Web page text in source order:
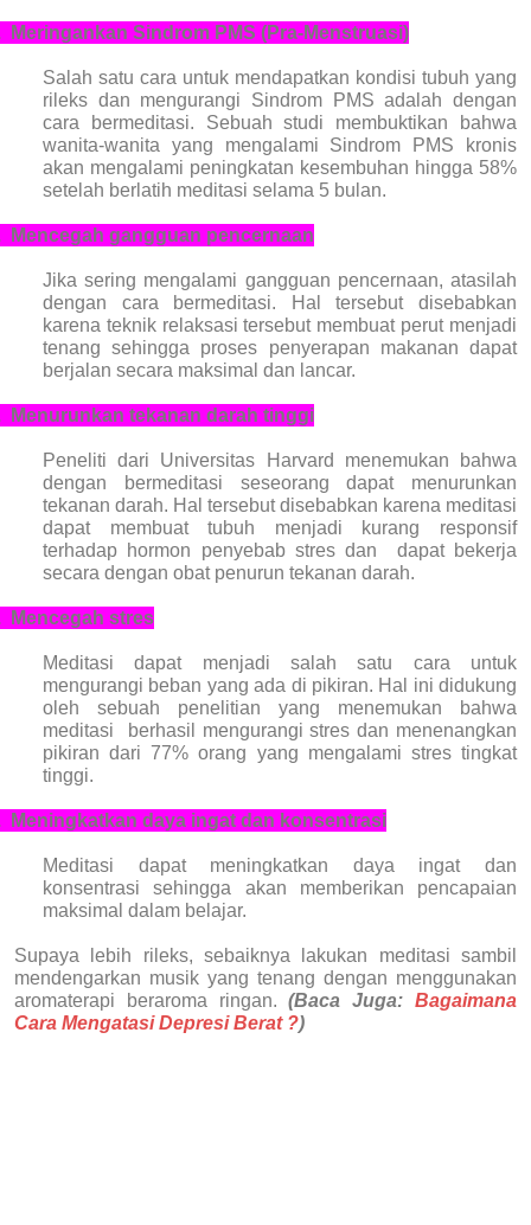
Meringankan Sindrom PMS (Pra-Menstruasi)
Salah satu cara untuk mendapatkan kondisi tubuh yang
rileks dan mengurangi Sindrom PMS adalah dengan
cara bermeditasi. Sebuah studi membuktikan bahwa
wanita-wanita yang mengalami Sindrom PMS kronis
akan mengalami peningkatan kesembuhan hingga 58%
setelah berlatih meditasi selama 5 bulan.
Mencegah gangguan pencernaan
Jika sering mengalami gangguan pencernaan, atasilah
dengan cara bermeditasi. Hal tersebut disebabkan
karena teknik relaksasi tersebut membuat perut menjadi
tenang sehingga proses penyerapan makanan dapat
berjalan secara maksimal dan lancar.
Menurunkan tekanan darah tinggi
Peneliti dari Universitas Harvard menemukan bahwa
dengan bermeditasi seseorang dapat menurunkan
tekanan darah. Hal tersebut disebabkan karena meditasi
dapat membuat tubuh menjadi kurang responsif
terhadap hormon penyebab stres dan
dapat bekerja
secara dengan obat penurun tekanan darah.
Mencegah stres
Meditasi dapat menjadi salah satu cara untuk
mengurangi beban yang ada di pikiran. Hal ini didukung
oleh sebuah penelitian yang menemukan bahwa
meditasi
berhasil mengurangi stres dan menenangkan
pikiran dari 77% orang yang mengalami stres tingkat
tinggi.
Meningkatkan daya ingat dan konsentrasi
Meditasi dapat meningkatkan daya ingat dan
konsentrasi sehingga akan memberikan pencapaian
maksimal dalam belajar.
Supaya lebih rileks, sebaiknya lakukan meditasi sambil
mendengarkan musik yang tenang dengan menggunakan
aromaterapi beraroma ringan.(Baca Juga:Bagaimana
Cara Mengatasi Depresi Berat ?)